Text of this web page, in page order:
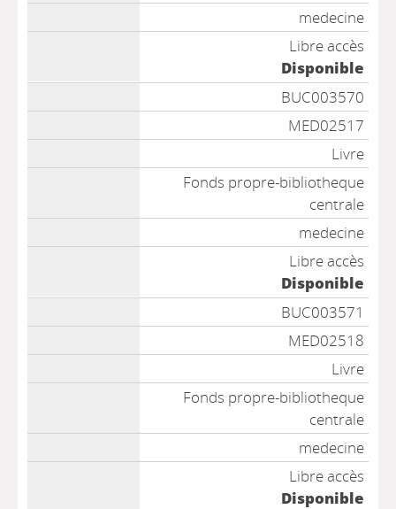
medecine
Libre accès
Disponible
BUC003570
MED02517
Livre
Fonds propre-bibliotheque
centrale
medecine
Libre accès
Disponible
BUC003571
MED02518
Livre
Fonds propre-bibliotheque
centrale
medecine
Libre accès
Disponible